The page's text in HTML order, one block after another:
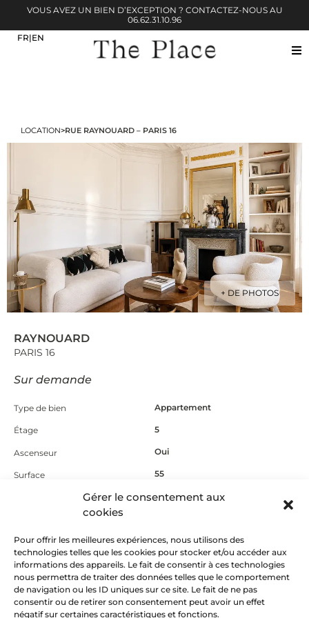
Gérer le consentement aux
cookies
Pour offrir les meilleures expériences, nous utilisons des
technologies telles que les cookies pour stocker et/ou accéder aux
informations des appareils. Le fait de consentir à ces technologies
nous permettra de traiter des données telles que le comportement
de navigation ou les ID uniques sur ce site. Le fait de ne pas
consentir ou de retirer son consentement peut avoir un effet
négatif sur certaines caractéristiques et fonctions.
VOUS AVEZ UN BIEN D’EXCEPTION ? CONTACTEZ-NOUS AU
06.62.31.10.96
LOCATION>RUE RAYNOUARD – PARIS 16
+ DE PHOTOS
RAYNOUARD
PARIS 16
Sur demande
Type de bien
Étage
Ascenseur
Surface
Extérieur
Autres infos
Appartement
5
Oui
55
1
Oui
ON AIME